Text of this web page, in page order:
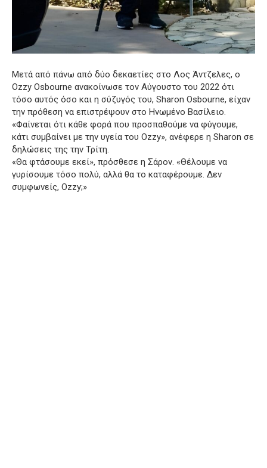
Μετά από πάνω από δύο δεκαετίες στο Λος Άντζελες, ο
Ozzy Osbourne ανακοίνωσε τον Αύγουστο του 2022 ότι
τόσο αυτός όσο και η σύζυγός του, Sharon Osbourne, είχαν
την πρόθεση να επιστρέψουν στο Ηνωμένο Βασίλειο.
«Φαίνεται ότι κάθε φορά που προσπαθούμε να φύγουμε,
κάτι συμβαίνει με την υγεία του Ozzy», ανέφερε η Sharon σε
δηλώσεις της την Τρίτη.
«Θα φτάσουμε εκεί», πρόσθεσε η Σάρον. «Θέλουμε να
γυρίσουμε τόσο πολύ, αλλά θα το καταφέρουμε. Δεν
συμφωνείς, Ozzy;»